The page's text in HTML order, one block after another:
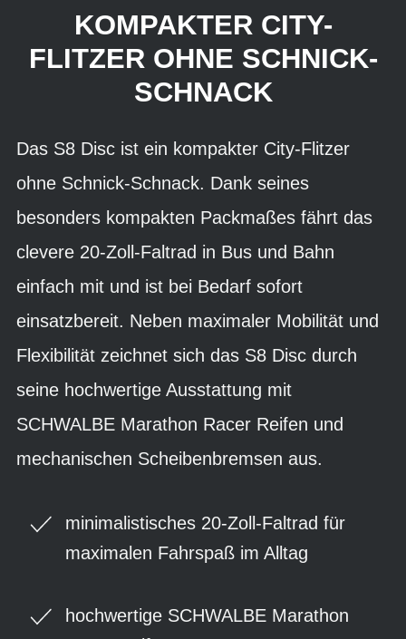
KOMPAKTER CITY-
FLITZER OHNE SCHNICK-
SCHNACK
Das S8 Disc ist ein kompakter City-Flitzer
ohne Schnick-Schnack. Dank seines
besonders kompakten Packmaßes fährt das
clevere 20-Zoll-Faltrad in Bus und Bahn
einfach mit und ist bei Bedarf sofort
einsatzbereit. Neben maximaler Mobilität und
Flexibilität zeichnet sich das S8 Disc durch
seine hochwertige Ausstattung mit
SCHWALBE Marathon Racer Reifen und
mechanischen Scheibenbremsen aus.
minimalistisches 20-Zoll-Faltrad für
maximalen Fahrspaß im Alltag
hochwertige SCHWALBE Marathon